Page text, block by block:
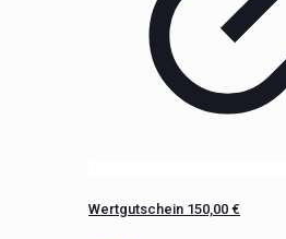
Wertgutschein 150,00 €